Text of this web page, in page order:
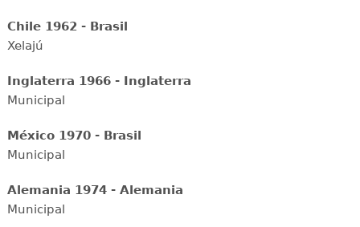
Chile 1962 - Brasil
Xelajú
Inglaterra 1966 - Inglaterra
Municipal
México 1970 - Brasil
Municipal
Alemania 1974 - Alemania
Municipal